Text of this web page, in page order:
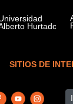
SITIOS DE